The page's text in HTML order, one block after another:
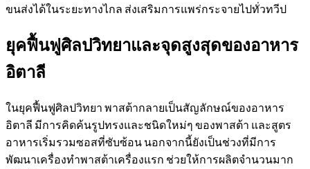
ขนส่งได้ในระยะทางไกล ส่งเสริมการแพร่กระจายไปทั่วทวีป
ยุคฟื้นฟูศิลปวิทยาและจุดสูงสุดของอาหาร
อิตาลี
ในยุคฟื้นฟูศิลปวิทยา พาสต้ากลายเป็นสัญลักษณ์ของอาหาร
อิตาลี มีการคิดค้นรูปทรงและชนิดใหม่ๆ ของพาสต้า และสูตร
อาหารเริ่มรวมซอสที่ซับซ้อน นอกจากนี้ยังเป็นช่วงที่มีการ
พัฒนาเครื่องทำพาสต้าเครื่องแรก ช่วยให้การผลิตจำนวนมาก